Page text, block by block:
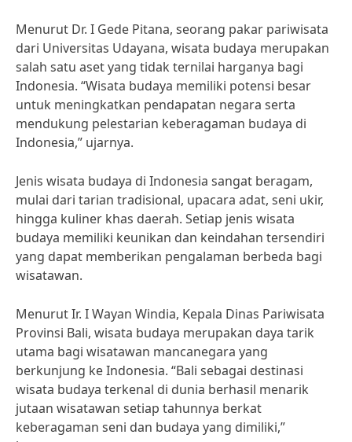
Menurut Dr. I Gede Pitana, seorang pakar pariwisata
dari Universitas Udayana, wisata budaya merupakan
salah satu aset yang tidak ternilai harganya bagi
Indonesia. “Wisata budaya memiliki potensi besar
untuk meningkatkan pendapatan negara serta
mendukung pelestarian keberagaman budaya di
Indonesia,” ujarnya.
Jenis wisata budaya di Indonesia sangat beragam,
mulai dari tarian tradisional, upacara adat, seni ukir,
hingga kuliner khas daerah. Setiap jenis wisata
budaya memiliki keunikan dan keindahan tersendiri
yang dapat memberikan pengalaman berbeda bagi
wisatawan.
Menurut Ir. I Wayan Windia, Kepala Dinas Pariwisata
Provinsi Bali, wisata budaya merupakan daya tarik
utama bagi wisatawan mancanegara yang
berkunjung ke Indonesia. “Bali sebagai destinasi
wisata budaya terkenal di dunia berhasil menarik
jutaan wisatawan setiap tahunnya berkat
keberagaman seni dan budaya yang dimiliki,”